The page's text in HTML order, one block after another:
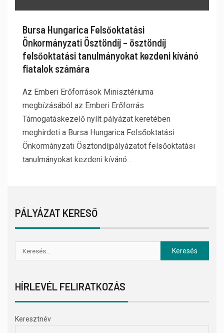
Bursa Hungarica Felsőoktatási
Önkormányzati Ösztöndíj – ösztöndíj
felsőoktatási tanulmányokat kezdeni kívánó
fiatalok számára
Az Emberi Erőforrások Minisztériuma
megbízásából az Emberi Erőforrás
Támogatáskezelő nyílt pályázat keretében
meghirdeti a Bursa Hungarica Felsőoktatási
Önkormányzati Ösztöndíjpályázatot felsőoktatási
tanulmányokat kezdeni kívánó...
PÁLYÁZAT KERESŐ
HÍRLEVÉL FELIRATKOZÁS
Keresztnév